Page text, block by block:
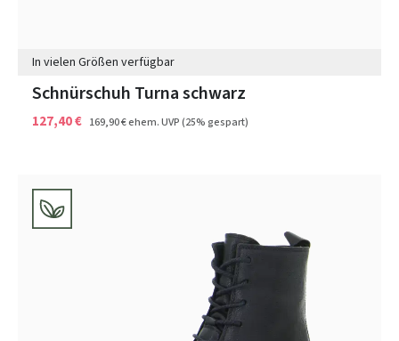
In vielen Größen verfügbar
Schnürschuh Turna schwarz
127,40 € 169,90 €ehem. UVP(25% gespart)